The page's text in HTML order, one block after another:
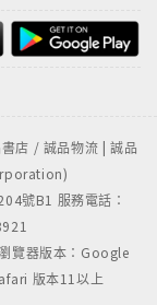
店 / 誠品物流 | 誠品
號B1 服務電話：
覽器版本：Google
版本11以上